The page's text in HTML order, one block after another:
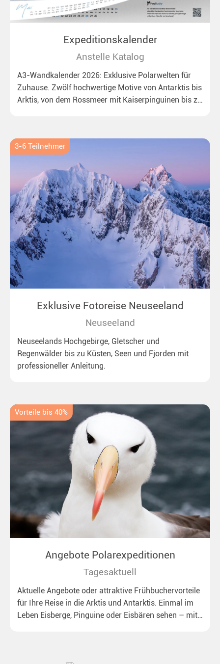
Expeditionskalender
Anstelle Katalog
A3-Wandkalender 2026: Exklusive Polarwelten für
Zuhause. Zwölf hochwertige Motive von Antarktis bis
Arktis, von dem Rossmeer mit Kaiserpinguinen bis zu
3-6 Teilnehmer
Exklusive Fotoreise Neuseeland
Neuseeland
Neuseelands Hochgebirge, Gletscher und
Regenwälder bis zu Küsten, Seen und Fjorden mit
professioneller Anleitung.
Vorteile bis 40%
Angebote Polarexpeditionen
Tagesaktuell
Aktuelle Angebote oder attraktive Frühbuchervorteile
für Ihre Reise in die Arktis und Antarktis. Einmal im
Leben Eisberge, Pinguine oder Eisbären sehen – mit